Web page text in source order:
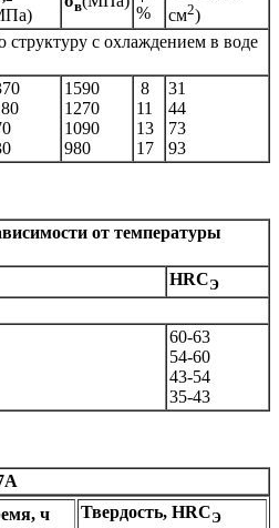
в
%
см2)
структуру с охлаждением в воде
1590
1270
1090
980
8
11
13
17
31
44
73
93
от температуры
HRCЭ
60-63
54-60
43-54
35-43
ч Твердость, HRCЭ